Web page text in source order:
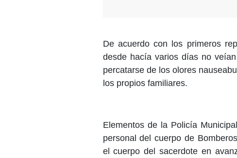
De acuerdo con los primeros
desde hacía varios días no
percatarse de los olores
los propios familiares.
Elementos de la Policía
personal del cuerpo de
el cuerpo del sacerdote en